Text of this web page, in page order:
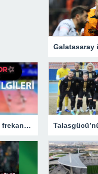
TRT SPOR Yıldız frekans bilgileri TRT Yıldız nasıl izlenir, kaçıncı kanalda?